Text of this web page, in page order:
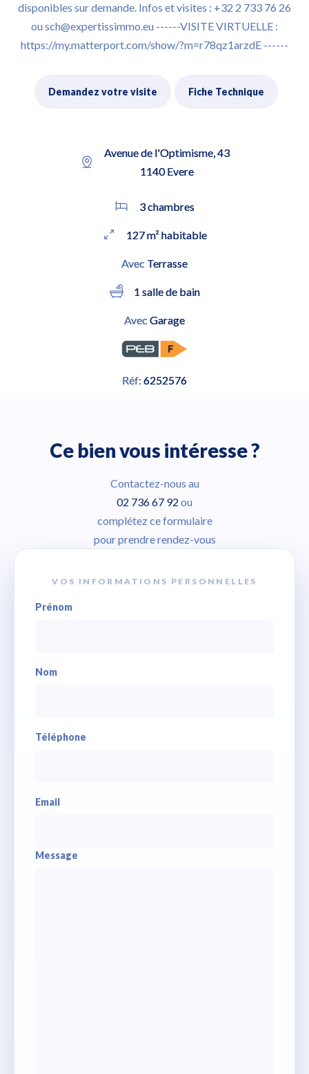
disponibles sur demande. Infos et visites : +32 2 733 76 26
ou sch@expertissimmo.eu ------VISITE VIRTUELLE :
https://my.matterport.com/show/?m=r78qz1arzdE ------
Demandez votre visite Fiche Technique
Avenue de l'Optimisme, 43
1140 Evere
3 chambres
127 m² habitable
Avec Terrasse
1 salle de bain
AvecGarage
Réf: 6252576
Ce bien vous intéresse ?
Contactez-nous au
02 736 67 92 ou
complétez ce formulaire
pour prendre rendez-vous
VOS INFORMATIONS PERSONNELLES
Prénom
Nom
Téléphone
Email
Message